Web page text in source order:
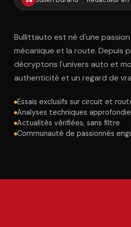
Bullittauto est né d'une
mécanique et la route. Depuis
décryptons l'univers auto et
authenticité et un regard de
Essais exclusifs sur circuit et
Analyses techniques
Actualités vérifiées, sans filtre
Communauté de passionnés